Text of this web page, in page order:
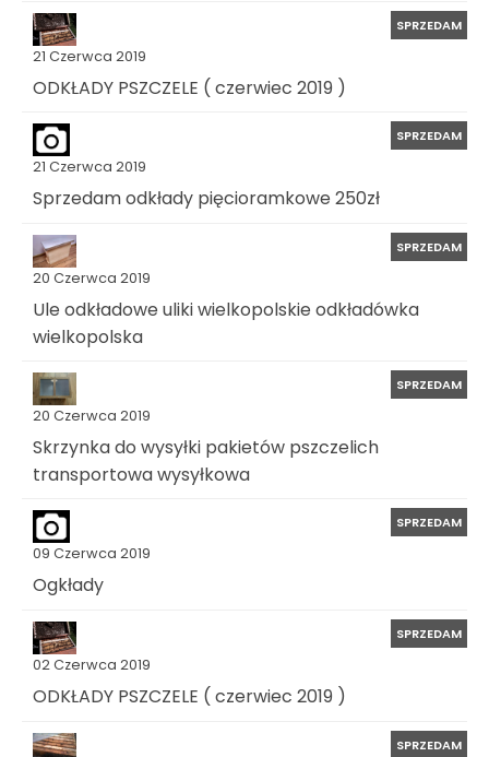
21 Czerwca 2019
SPRZEDAM
ODKŁADY PSZCZELE ( czerwiec 2019 )
21 Czerwca 2019
SPRZEDAM
Sprzedam odkłady pięcioramkowe 250zł
20 Czerwca 2019
SPRZEDAM
Ule odkładowe uliki wielkopolskie odkładówka
wielkopolska
20 Czerwca 2019
SPRZEDAM
Skrzynka do wysyłki pakietów pszczelich
transportowa wysyłkowa
09 Czerwca 2019
SPRZEDAM
Ogkłady
02 Czerwca 2019
SPRZEDAM
ODKŁADY PSZCZELE ( czerwiec 2019 )
SPRZEDAM